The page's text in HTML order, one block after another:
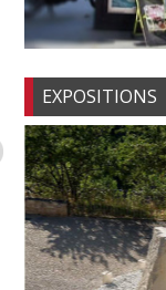
EXPOSITIONS